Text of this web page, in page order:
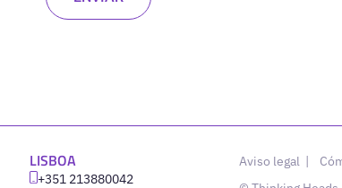
LISBOA
‪+351 213880042
Aviso legal |